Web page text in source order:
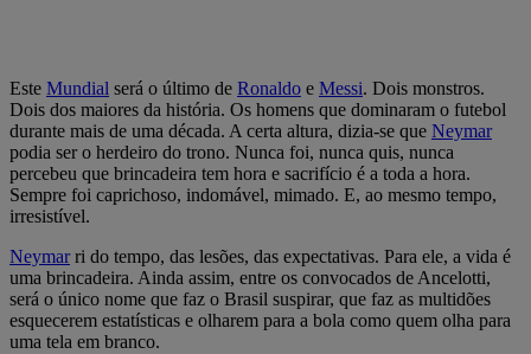
Este Mundial será o último de Ronaldo e Messi. Dois monstros.
Dois dos maiores da história. Os homens que dominaram o futebol
durante mais de uma década. A certa altura, dizia-se que Neymar
podia ser o herdeiro do trono. Nunca foi, nunca quis, nunca
percebeu que brincadeira tem hora e sacrifício é a toda a hora.
Sempre foi caprichoso, indomável, mimado. E, ao mesmo tempo,
irresistível.
Neymarri do tempo, das lesões, das expectativas. Para ele, a vida é
uma brincadeira. Ainda assim, entre os convocados de Ancelotti,
será o único nome que faz o Brasil suspirar, que faz as multidões
esquecerem estatísticas e olharem para a bola como quem olha para
uma tela em branco.